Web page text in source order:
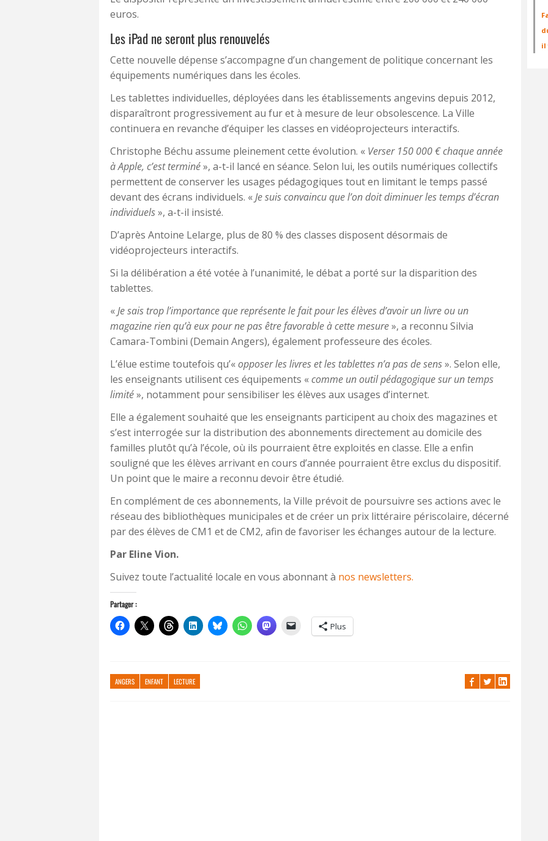
euros.
Les iPad ne seront plus renouvelés
Cette nouvelle dépense s’accompagne d’un changement de politique concernant les
équipements numériques dans les écoles.
Les tablettes individuelles, déployées dans les établissements angevins depuis 2012,
disparaîtront progressivement au fur et à mesure de leur obsolescence. La Ville
continuera en revanche d’équiper les classes en vidéoprojecteurs interactifs.
Christophe Béchu assume pleinement cette évolution. « Verser 150 000 € chaque année
à Apple, c’est terminé», a-t-il lancé en séance. Selon lui, les outils numériques collectifs
permettent de conserver les usages pédagogiques tout en limitant le temps passé
devant des écrans individuels. «Je suis convaincu que l’on doit diminuer les temps d’écran
individuels», a-t-il insisté.
D’après Antoine Lelarge, plus de 80 % des classes disposent désormais de
vidéoprojecteurs interactifs.
Si la délibération a été votée à l’unanimité, le débat a porté sur la disparition des
tablettes.
«Je sais trop l’importance que représente le fait pour les élèves d’avoir un livre ou un
magazine rien qu’à eux pour ne pas être favorable à cette mesure», a reconnu Silvia
Camara-Tombini (Demain Angers), également professeure des écoles.
L’élue estime toutefois qu’«opposer les livres et les tablettes n’a pas de sens». Selon elle,
les enseignants utilisent ces équipements «comme un outil pédagogique sur un temps
limité», notamment pour sensibiliser les élèves aux usages d’internet.
Elle a également souhaité que les enseignants participent au choix des magazines et
s’est interrogée sur la distribution des abonnements directement au domicile des
familles plutôt qu’à l’école, où ils pourraient être exploités en classe. Elle a enfin
souligné que les élèves arrivant en cours d’année pourraient être exclus du dispositif.
Un point que le maire a reconnu devoir être étudié.
En complément de ces abonnements, la Ville prévoit de poursuivre ses actions avec le
réseau des bibliothèques municipales et de créer un prix littéraire périscolaire, décerné
par des élèves de CM1 et de CM2, afin de favoriser les échanges autour de la lecture.
Par Eline Vion.
Suivez toute l’actualité locale en vous abonnant à nos newsletters.
Partager :
Plus
ANGERS ENFANT LECTURE
il